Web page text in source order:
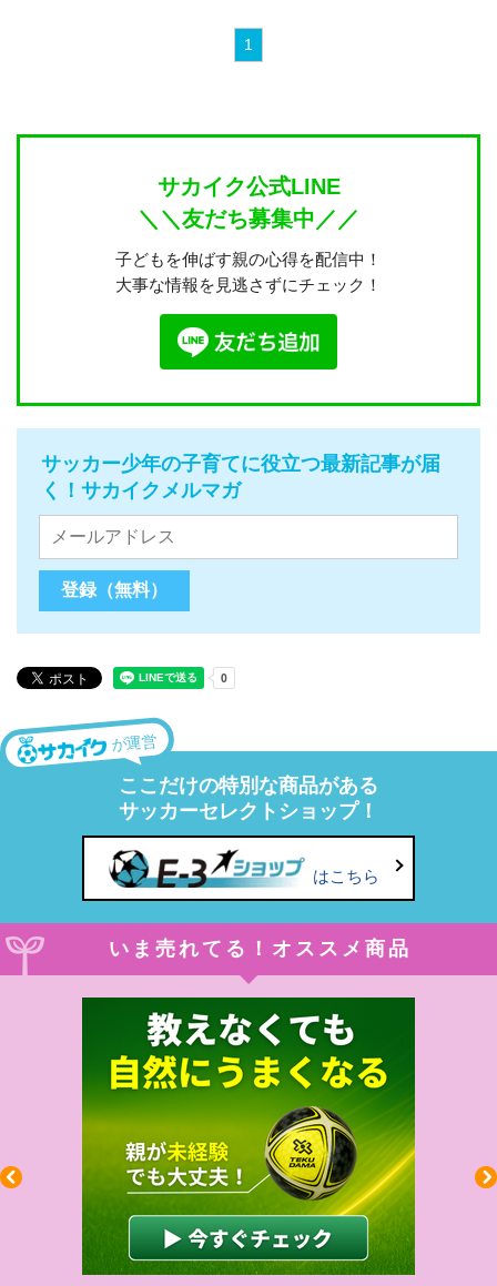
1
サカイク公式LINE
＼＼友だち募集中／／
子どもを伸ばす親の心得を配信中！
大事な情報を見逃さずにチェック！
サッカー少年の子育てに役立つ最新記事が届
く！サカイクメルマガ
が運営
ここだけの特別な商品がある
サッカーセレクトショップ！
はこちら
いま売れてる！オススメ商品